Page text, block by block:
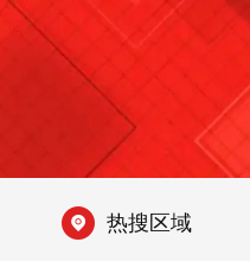
热搜区域